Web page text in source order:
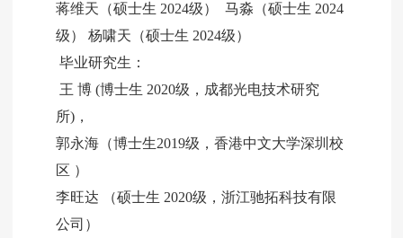
蒋维天 （硕士生 2024级） 马淼 （硕士生 2024
级）
杨啸天 （硕士生 2024级）
毕业研究生：
王 博 (博士生 2020级，成都光电技术研究
所)，
郭永海（博士生2019级，香港中文大学深圳校
区 ）
李旺达 （硕士生 2020级，浙江驰拓科技有限
公司）